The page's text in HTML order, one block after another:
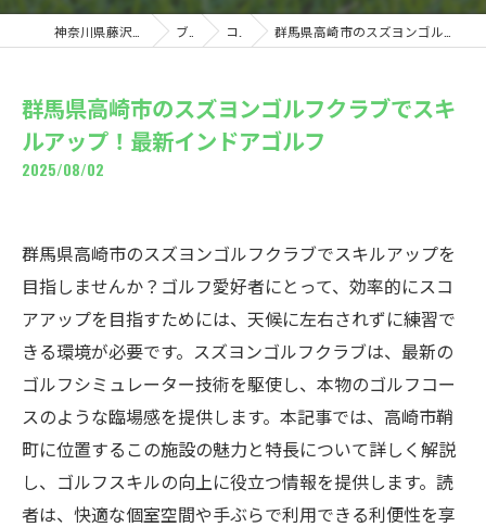
ブログ コラム 群馬県高崎市のスズヨンゴルフクラブでスキルアップ！最新インドアゴルフ
群馬県高崎市のスズヨンゴルフクラブでスキ
ルアップ！最新インドアゴルフ
2025/08/02
群馬県高崎市のスズヨンゴルフクラブでスキルアップを
目指しませんか？ゴルフ愛好者にとって、効率的にスコ
アアップを目指すためには、天候に左右されずに練習で
きる環境が必要です。スズヨンゴルフクラブは、最新の
ゴルフシミュレーター技術を駆使し、本物のゴルフコー
スのような臨場感を提供します。本記事では、高崎市鞘
町に位置するこの施設の魅力と特長について詳しく解説
し、ゴルフスキルの向上に役立つ情報を提供します。読
者は、快適な個室空間や手ぶらで利用できる利便性を享